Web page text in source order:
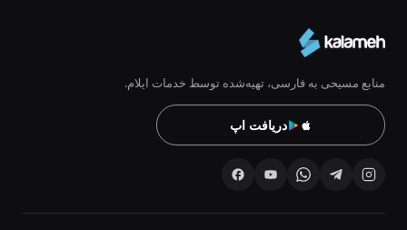
منابع مسیحی به فارسی، تهیه‌شده توسط خدمات ایلام.
دریافت اپ